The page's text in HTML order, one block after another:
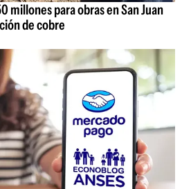
millones para obras en San Juan
de cobre